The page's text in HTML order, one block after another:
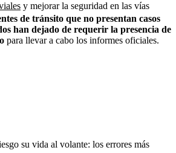
y mejorar la seguridad en las vías
de tránsito que no presentan casos
han dejado de requerir la presencia de
para llevar a cabo los informes oficiales.
su vida al volante: los errores más